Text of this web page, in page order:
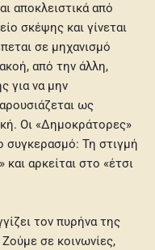
αποκλειστικά από
σκέψης και γίνεται
σε μηχανισμό
από την άλλη,
για να μην
ως
Οι «Δημοκράτορες»
συγκερασμό: Τη στιγμή
αρκείται στο «έτσι
τον πυρήνα της
σε κοινωνίες,